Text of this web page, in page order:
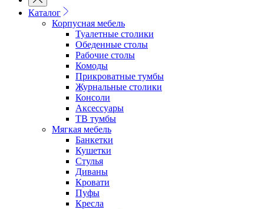
Каталог
Корпусная мебель
Туалетные столики
Обеденные cтолы
Рабочие столы
Комоды
Прикроватные тумбы
Журнальные столики
Консоли
Аксессуары
ТВ тумбы
Мягкая мебель
Банкетки
Кушетки
Стулья
Диваны
Кровати
Пуфы
Кресла